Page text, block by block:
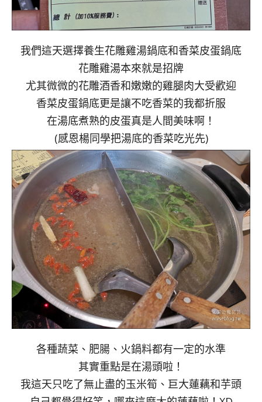
我們這天選擇養生花雕雞湯鍋底和香菜皮蛋鍋底
花雕雞湯本來就是招牌
尤其微微的花雕酒香和嫩嫩的雞腿肉大受歡迎
香菜皮蛋鍋底更是讓不吃香菜的我都折服
在湯底煮熟的皮蛋真是人間美味啊！
(感恩楊同學把湯底的香菜吃光先)
各種蔬菜、肥腸、火鍋料都有一定的水準
其實重點是在湯頭啦！
我這天只吃了無止盡的玉米筍、巨大蓮藕和芋頭